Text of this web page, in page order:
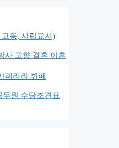
등, 사립교사)
사 고향 결혼 이혼
페라라 뷔페
무원 수당조견표